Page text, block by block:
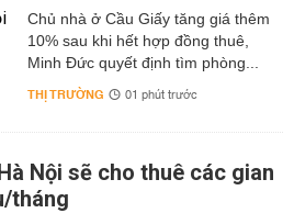
Chủ nhà ở Cầu Giấy tăng giá thêm
10% sau khi hết hợp đồng thuê,
Minh Đức quyết định tìm phòng...
THỊ TRƯỜNG 01 phút trước
Nội sẽ cho thuê các gian
tháng